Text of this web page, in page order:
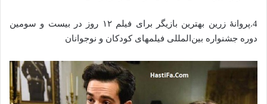
4.پروانهٔ زرین بهترین بازیگر برای فیلم ۱۲ روز در بیست و سومین
دوره جشنواره بین‌المللی فیلمهای کودکان و نوجوانان